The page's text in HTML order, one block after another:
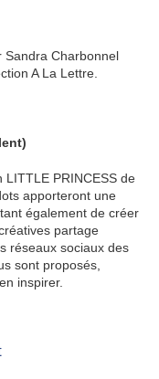
Sandra Charbonnel
A La Lettre.
LITTLE PRINCESS de
apporteront une
également de créer
partage
réseaux sociaux des
sont proposés,
inspirer.